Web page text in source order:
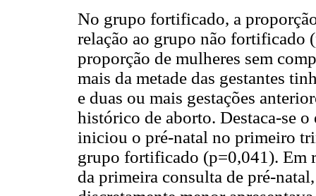
No grupo fortificado, a
relação ao grupo não fortificado
proporção de mulheres sem
mais da metade das gestantes
e duas ou mais gestações
histórico de aborto. Destaca-se
iniciou o pré-natal no primeiro
grupo fortificado (p=0,041). Em
da primeira consulta de pré-